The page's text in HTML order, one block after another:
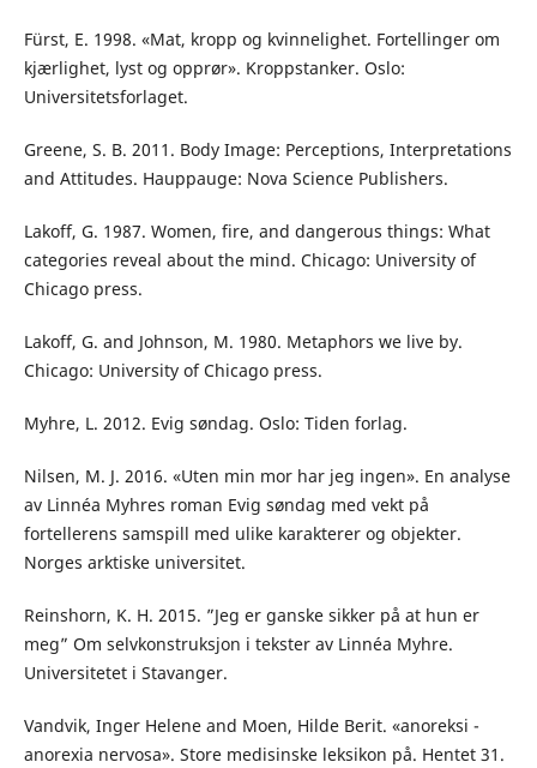
Fürst, E. 1998. «Mat, kropp og kvinnelighet. Fortellinger om
kjærlighet, lyst og opprør». Kroppstanker. Oslo:
Universitetsforlaget.
Greene, S. B. 2011. Body Image: Perceptions, Interpretations
and Attitudes. Hauppauge: Nova Science Publishers.
Lakoff, G. 1987. Women, fire, and dangerous things: What
categories reveal about the mind. Chicago: University of
Chicago press.
Lakoff, G. and Johnson, M. 1980. Metaphors we live by.
Chicago: University of Chicago press.
Myhre, L. 2012. Evig søndag. Oslo: Tiden forlag.
Nilsen, M. J. 2016. «Uten min mor har jeg ingen». En analyse
av Linnéa Myhres roman Evig søndag med vekt på
fortellerens samspill med ulike karakterer og objekter.
Norges arktiske universitet.
Reinshorn, K. H. 2015. ”Jeg er ganske sikker på at hun er
meg” Om selvkonstruksjon i tekster av Linnéa Myhre.
Universitetet i Stavanger.
Vandvik, Inger Helene and Moen, Hilde Berit. «anoreksi -
anorexia nervosa». Store medisinske leksikon på. Hentet 31.